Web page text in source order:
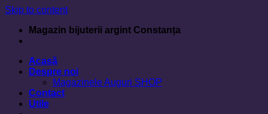
Skip to content
Magazin bijuterii argint Constanța
Acasă
Despre noi
Magazinele Auguri SHOP
Contact
Utile